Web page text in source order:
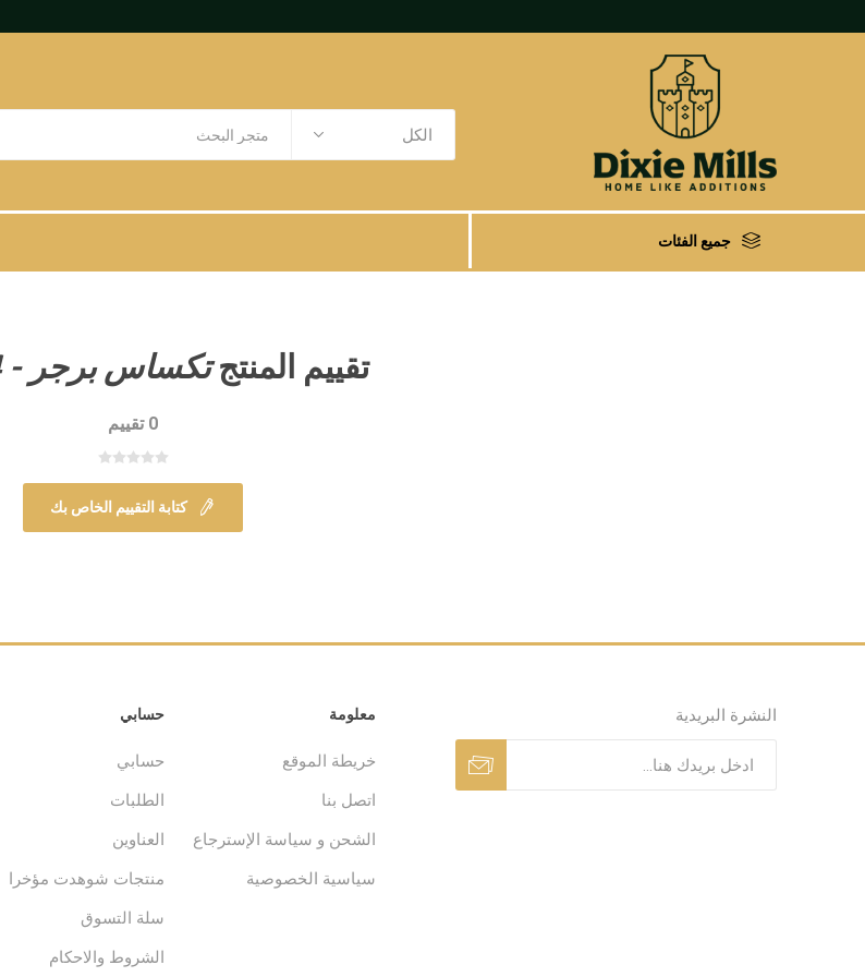
جميع الفئات
تقييم المنتجتكساس برجر - 3.4كجم
0 تقييم
كتابة التقييم الخاص بك
النشرة البريدية معلومة
خريطة الموقع
اتصل بنا
الشحن و سياسة الإسترجاع
سياسية الخصوصية
حسابي
حسابي
الطلبات
العناوين
منتجات شوهدت مؤخرا
سلة التسوق
الشروط والاحكام